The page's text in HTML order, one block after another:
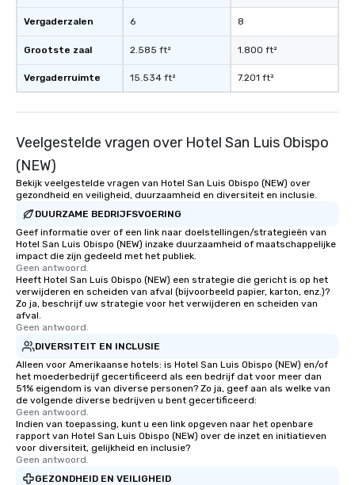
Vergaderzalen
Grootste zaal
Vergaderruimte
6
2.585 ft²
15.534 ft²
8
1.800 ft²
7.201 ft²
Veelgestelde vragen over Hotel San Luis Obispo
(NEW)
Bekijk veelgestelde vragen van Hotel San Luis Obispo (NEW) over
gezondheid en veiligheid, duurzaamheid en diversiteit en inclusie.
DUURZAME BEDRIJFSVOERING
Geef informatie over of een link naar doelstellingen/strategieën van
Hotel San Luis Obispo (NEW) inzake duurzaamheid of maatschappelijke
impact die zijn gedeeld met het publiek.
Geen antwoord.
Heeft Hotel San Luis Obispo (NEW) een strategie die gericht is op het
verwijderen en scheiden van afval (bijvoorbeeld papier, karton, enz.)?
Zo ja, beschrijf uw strategie voor het verwijderen en scheiden van
afval.
Geen antwoord.
DIVERSITEIT EN INCLUSIE
Alleen voor Amerikaanse hotels: is Hotel San Luis Obispo (NEW) en/of
het moederbedrijf gecertificeerd als een bedrijf dat voor meer dan
51% eigendom is van diverse personen? Zo ja, geef aan als welke van
de volgende diverse bedrijven u bent gecertificeerd:
Geen antwoord.
Indien van toepassing, kunt u een link opgeven naar het openbare
rapport van Hotel San Luis Obispo (NEW) over de inzet en initiatieven
voor diversiteit, gelijkheid en inclusie?
Geen antwoord.
GEZONDHEID EN VEILIGHEID